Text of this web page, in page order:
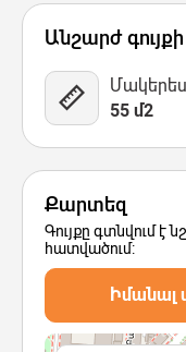
1 Նկար
Անշարժ
Մակերես
55 մ2
Քարտեզ
Գույքը գտնվում է
հատվածում:
Իմանալ